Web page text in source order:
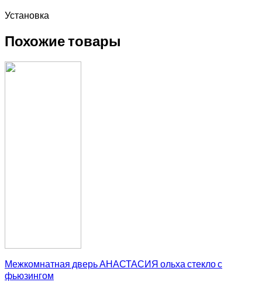
Установка
Похожие товары
Межкомнатная дверь АНАСТАСИЯ ольха стекло с
фьюзингом